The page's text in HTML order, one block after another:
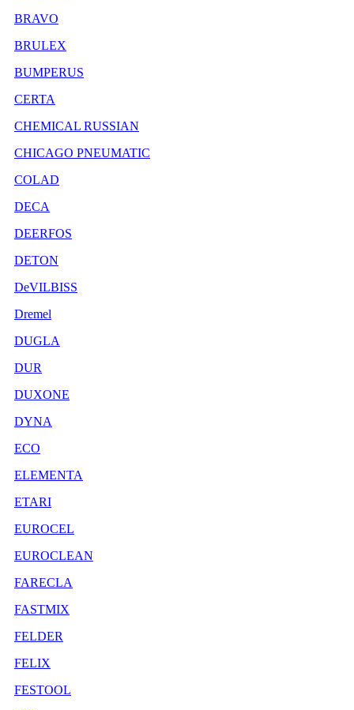
BRAVO
BRULEX
BUMPERUS
CERTA
CHEMICAL RUSSIAN
CHICAGO PNEUMATIC
COLAD
DECA
DEERFOS
DETON
DeVILBISS
Dremel
DUGLA
DUR
DUXONE
DYNA
ECO
ELEMENTA
ETARI
EUROCEL
EUROCLEAN
FARECLA
FASTMIX
FELDER
FELIX
FESTOOL